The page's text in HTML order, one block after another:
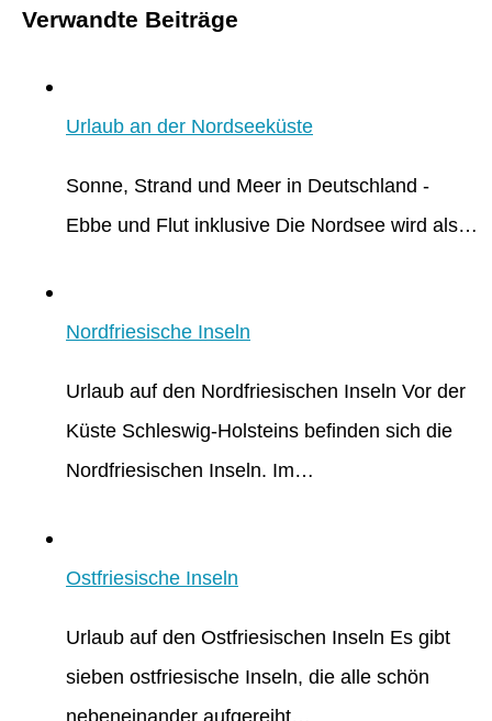
Verwandte Beiträge
Urlaub an der Nordseeküste
Sonne, Strand und Meer in Deutschland -
Ebbe und Flut inklusive Die Nordsee wird als…
Nordfriesische Inseln
Urlaub auf den Nordfriesischen Inseln Vor der
Küste Schleswig-Holsteins befinden sich die
Nordfriesischen Inseln. Im…
Ostfriesische Inseln
Urlaub auf den Ostfriesischen Inseln Es gibt
sieben ostfriesische Inseln, die alle schön
nebeneinander aufgereiht…